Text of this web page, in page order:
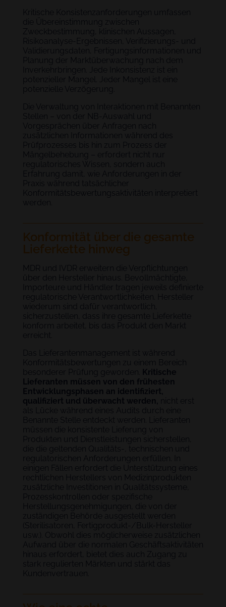
Kritische Konsistenzanforderungen umfassen
die Übereinstimmung zwischen
Zweckbestimmung, klinischen Aussagen,
Risikoanalyse-Ergebnissen, Verifizierungs- und
Validierungsdaten, Fertigungsinformationen und
Planung der Marktüberwachung nach dem
Inverkehrbringen. Jede Inkonsistenz ist ein
potenzieller Mangel. Jeder Mangel ist eine
potenzielle Verzögerung.
Die Verwaltung von Interaktionen mit Benannten
Stellen – von der NB-Auswahl und
Vorgesprächen über Anfragen nach
zusätzlichen Informationen während des
Prüfprozesses bis hin zum Prozess der
Mängelbehebung – erfordert nicht nur
regulatorisches Wissen, sondern auch
Erfahrung damit, wie Anforderungen in der
Praxis während tatsächlicher
Konformitätsbewertungsaktivitäten interpretiert
werden.
Konformität über die gesamte
Lieferkette hinweg
MDR und IVDR erweitern die Verpflichtungen
über den Hersteller hinaus. Bevollmächtigte,
Importeure und Händler tragen jeweils definierte
regulatorische Verantwortlichkeiten. Hersteller
wiederum sind dafür verantwortlich,
sicherzustellen, dass ihre gesamte Lieferkette
konform arbeitet, bis das Produkt den Markt
erreicht.
Das Lieferantenmanagement ist während
Konformitätsbewertungen zu einem Bereich
besonderer Prüfung geworden. Kritische
Lieferanten müssen von den frühesten
Entwicklungsphasen an identifiziert,
qualifiziert und überwacht werden,
nicht erst
als Lücke während eines Audits durch eine
Benannte Stelle entdeckt werden. Lieferanten
müssen die konsistente Lieferung von
Produkten und Dienstleistungen sicherstellen,
die die geltenden Qualitäts-, technischen und
regulatorischen Anforderungen erfüllen. In
einigen Fällen erfordert die Unterstützung eines
rechtlichen Herstellers von Medizinprodukten
zusätzliche Investitionen in Qualitätssysteme,
Prozesskontrollen oder spezifische
Herstellungsgenehmigungen, die von der
zuständigen Behörde ausgestellt werden
(Sterilisatoren, Fertigprodukt-/Bulk-Hersteller
usw.). Obwohl dies möglicherweise zusätzlichen
Aufwand über die normalen Geschäftsaktivitäten
hinaus erfordert, bietet dies auch Zugang zu
stark regulierten Märkten und stärkt das
Kundenvertrauen.